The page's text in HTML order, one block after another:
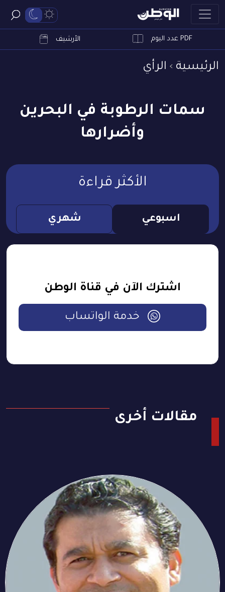
PDF عدد اليوم الأرشيف
الرئيسية الرأي
سمات الرطوبة في البحرين
وأضرارها
الأكثر قراءة
اسبوعي شهري
اشترك الآن في قناة الوطن
خدمة الواتساب
مقالات أخرى